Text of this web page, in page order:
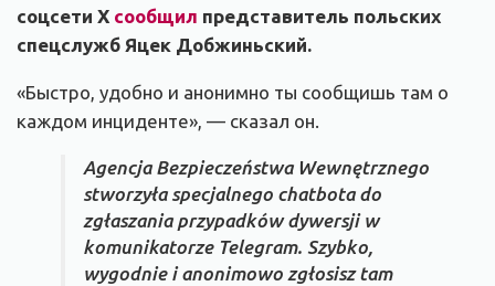
соцсети X сообщил представитель польских
спецслужб Яцек Добжиньский.
«Быстро, удобно и анонимно ты сообщишь там о
каждом инциденте», — сказал он.
Agencja Bezpieczeństwa Wewnętrznego
stworzyła specjalnego chatbota do
zgłaszania przypadków dywersji w
komunikatorze Telegram. Szybko,
wygodnie i anonimowo zgłosisz tam